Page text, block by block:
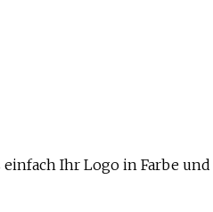
Ihr Logo in Farbe